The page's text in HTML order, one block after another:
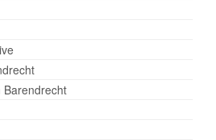
Barendrecht